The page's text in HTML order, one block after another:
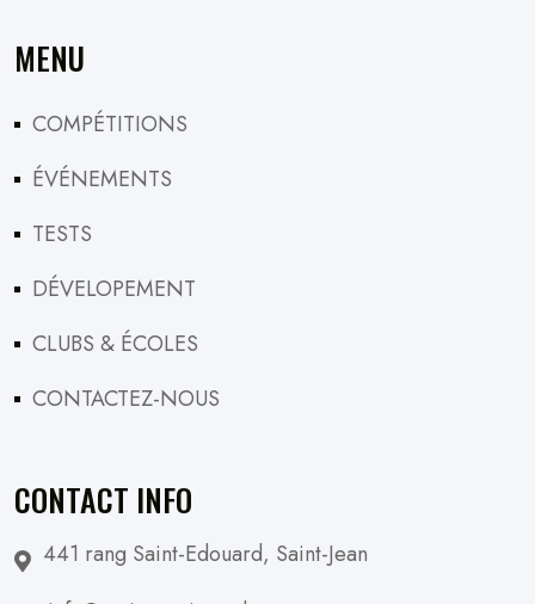
MENU
COMPÉTITIONS
ÉVÉNEMENTS
TESTS
DÉVELOPEMENT
CLUBS & ÉCOLES
CONTACTEZ-NOUS
CONTACT INFO
441 rang Saint-Edouard, Saint-Jean